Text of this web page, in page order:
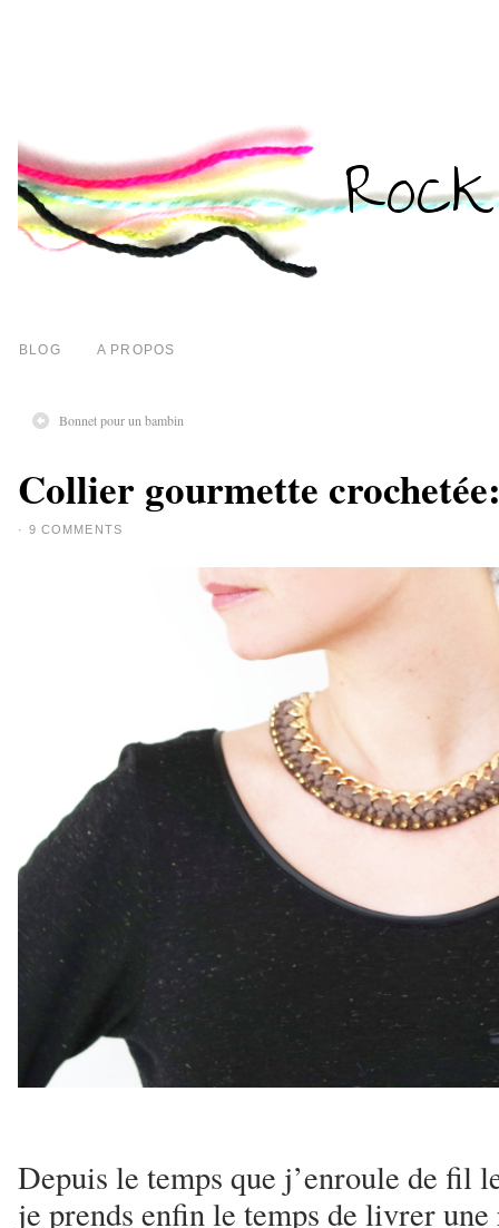
BLOG A PROPOS
Bonnet pour un bambin
Collier gourmette
· 9 COMMENTS
Depuis le temps que j’enroule de fil
je prends enfin le temps de livrer